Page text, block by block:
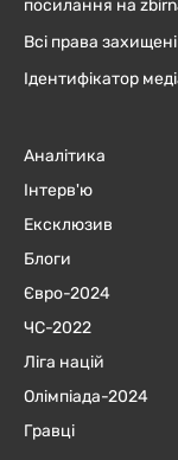
посилання на
Всі права
Ідентифікатор
Аналітика
Інтерв'ю
Ексклюзив
Блоги
Євро-2024
ЧC-2022
Ліга націй
Олімпіада-2024
Гравці